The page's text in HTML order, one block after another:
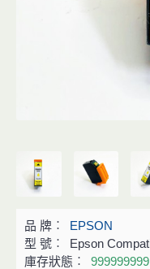
品 牌︰
EPSON
型 號︰
Epson
庫存狀態︰
999999999